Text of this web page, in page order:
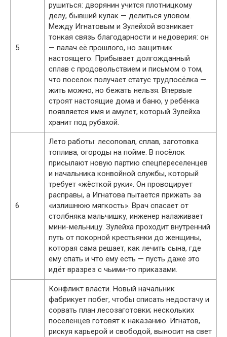
5
рушиться: дворянин учится плотницкому
делу, бывший кулак — делиться уловом.
Между Игнатовым и Зулейхой возникает
тонкая связь благодарности и недоверия: он
— палач её прошлого, но защитник
настоящего. Прибывает долгожданный
сплав с продовольствием и письмом о том,
что поселок получает статус трудпосёлка —
жить можно, но бежать нельзя. Впервые
строят настоящие дома и баню, у ребёнка
появляется имя и амулет, который Зулейха
хранит под рубахой.
6
Лето работы: лесоповал, сплав, заготовка
топлива, огороды на пойме. В посёлок
присылают новую партию спецпереселенцев
и начальника конвойной службы, который
требует «жёсткой руки». Он провоцирует
расправы, а Игнатова пытается прижать за
«излишнюю мягкость». Врач спасает от
столбняка мальчишку, инженер налаживает
мини-мельницу. Зулейха проходит внутренний
путь от покорной крестьянки до женщины,
которая сама решает, как лечить сына, где
ему спать и что ему есть — пусть даже это
идёт вразрез с чьими-то приказами.
Конфликт власти. Новый начальник
фабрикует побег, чтобы списать недостачу и
сорвать план лесозаготовки; нескольких
поселенцев готовят к наказанию. Игнатов,
рискуя карьерой и свободой, выносит на свет